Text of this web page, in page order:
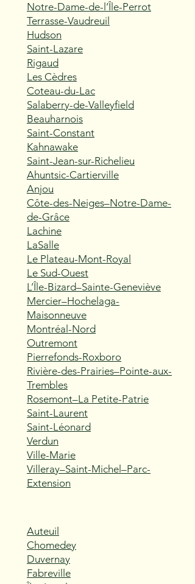
Notre-Dame-de-l’Île-Perrot
Terrasse-Vaudreuil
Hudson
Saint-Lazare
Rigaud
Les Cèdres
Coteau-du-Lac
Salaberry-de-Valleyfield
Beauharnois
Saint-Constant
Kahnawake
Saint-Jean-sur-Richelieu
Ahuntsic-Cartierville
Anjou
Côte-des-Neiges–Notre-Dame-
de-Grâce
Lachine
LaSalle
Le Plateau-Mont-Royal
Le Sud-Ouest
L’Île-Bizard–Sainte-Geneviève
Mercier–Hochelaga-
Maisonneuve
Montréal-Nord
Outremont
Pierrefonds-Roxboro
Rivière-des-Prairies–Pointe-aux-
Trembles
Rosemont–La Petite-Patrie
Saint-Laurent
Saint-Léonard
Verdun
Ville-Marie
Villeray–Saint-Michel–Parc-
Extension
Auteuil
Chomedey
Duvernay
Fabreville